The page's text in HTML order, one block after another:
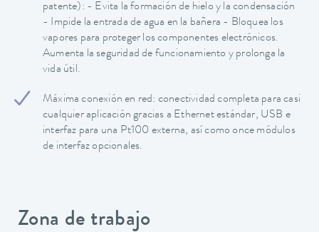
patente): - Evita la formación de hielo y la condensación
- Impide la entrada de agua en la bañera - Bloquea los
vapores para proteger los componentes electrónicos.
Aumenta la seguridad de funcionamiento y prolonga la
vida útil.
Máxima conexión en red: conectividad completa para casi
cualquier aplicación gracias a Ethernet estándar, USB e
interfaz para una Pt100 externa, así como once módulos
de interfaz opcionales.
Zona de trabajo